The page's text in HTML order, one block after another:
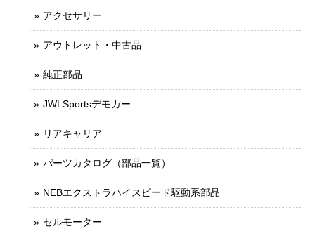
アクセサリー
アウトレット・中古品
純正部品
JWLSportsデモカー
リアキャリア
パーツカタログ（部品一覧）
NEBエクストラハイスピード駆動系部品
セルモーター